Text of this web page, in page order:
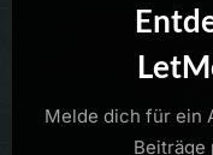
Melde dich für ein
Beiträge